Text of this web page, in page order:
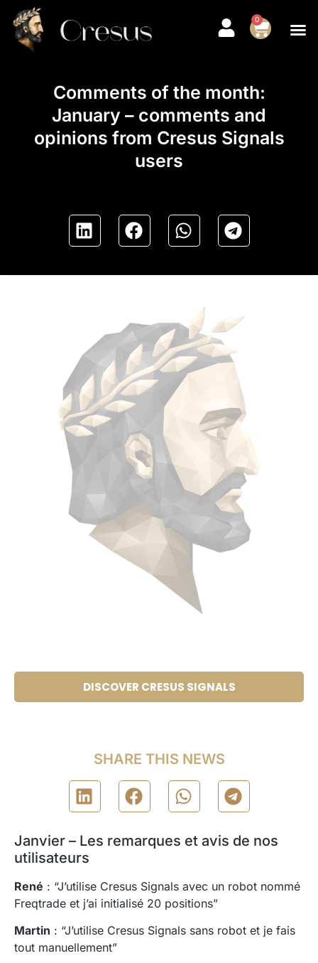
0
Comments of the month:
January – comments and
opinions from Cresus Signals
users
DISCOVER CRESUS SIGNALS
SHARE THIS NEWS
Janvier – Les remarques et avis de nos
utilisateurs
René : “J’utilise Cresus Signals avec un robot nommé
Freqtrade et j’ai initialisé 20 positions”
Martin : “J’utilise Cresus Signals sans robot et je fais
tout manuellement”